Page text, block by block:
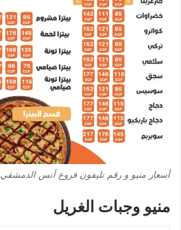
أسعار منيو و رقم تليفون فروع أنس الدمشقي 2024
منيو وجبات الغريل